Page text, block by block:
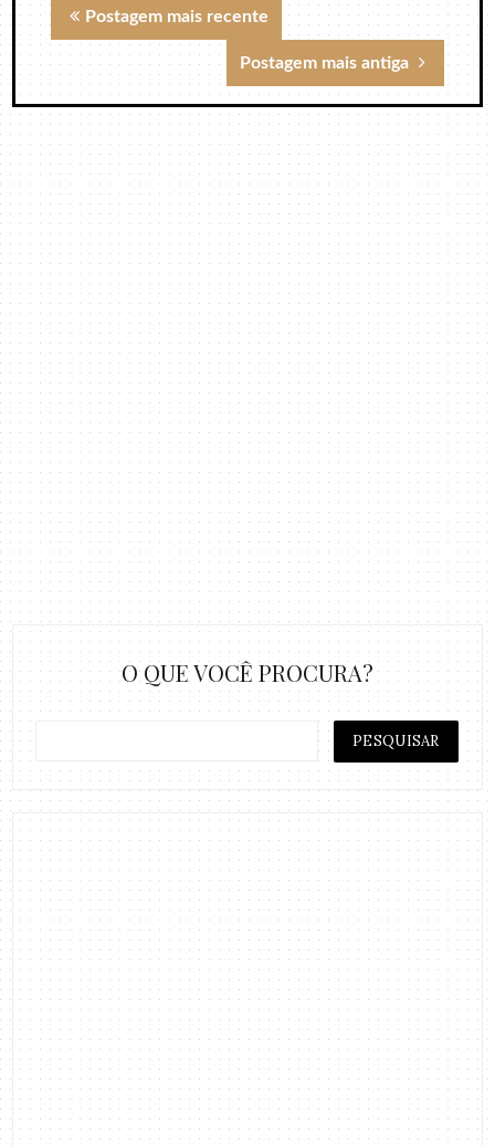
Postagem mais recente
Postagem mais antiga
O QUE VOCÊ PROCURA?